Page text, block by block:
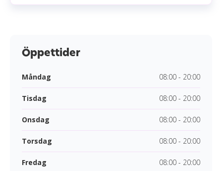
Öppettider
Måndag 08:00 - 20:00
Tisdag 08:00 - 20:00
Onsdag 08:00 - 20:00
Torsdag 08:00 - 20:00
Fredag 08:00 - 20:00